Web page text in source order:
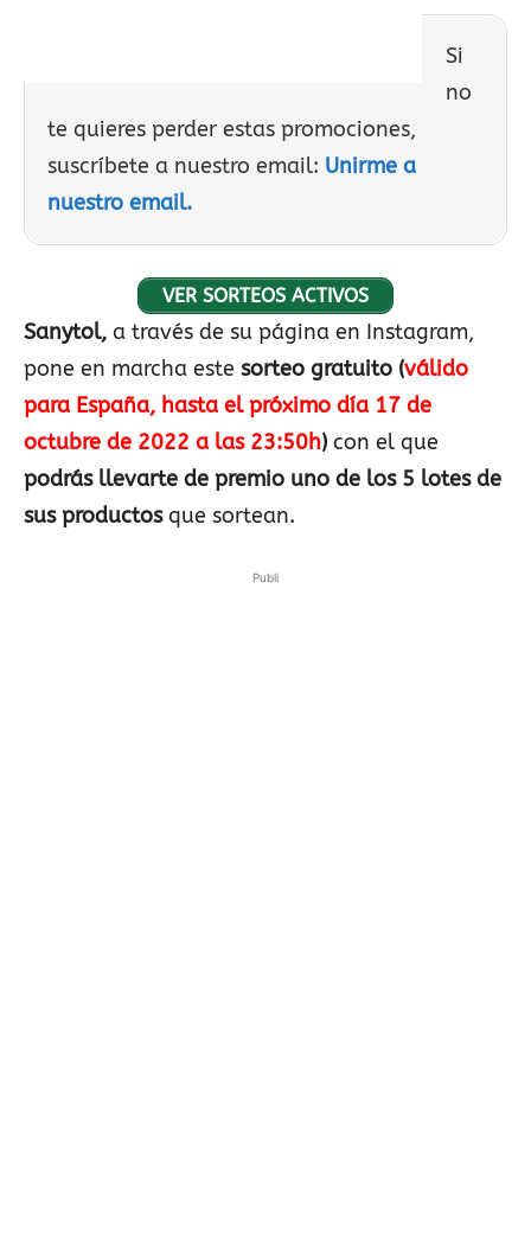
Si
no
te quieres perder estas promociones,
suscríbete a nuestro email: Unirme a
nuestro email.
VER SORTEOS ACTIVOS
Sanytol, a través de su página en Instagram,
pone en marcha este sorteo gratuito (válido
para España, hasta el próximo día 17 de
octubre de 2022 a las 23:50h) con el que
podrás llevarte de premio uno de los 5 lotes de
sus productosque sortean.
Publi